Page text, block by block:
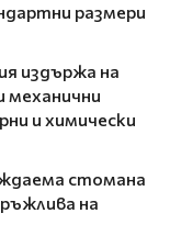
размери
издържа на
механични
и химически
стомана
на